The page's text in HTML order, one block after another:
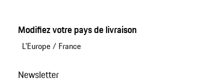
Modifiez votre pays de livraison
L'Europe/ France
Newsletter